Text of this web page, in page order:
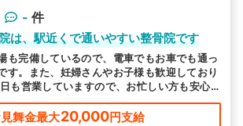
その他の検索方法
探す 院名から探す
- 件
は、駅近くで通いやすい整骨院です
も完備しているので、電車でもお車でも通っ
す。また、妊婦さんやお子様も歓迎しており
も営業していますので、お忙しい方も安心
い合わせください。
舞金最大20,000円支給